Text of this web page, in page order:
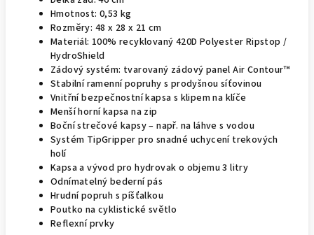
Hmotnost: 0,53 kg
Rozměry: 48 x 28 x 21 cm
Materiál: 100% recyklovaný 420D Polyester Ripstop /
HydroShield
Zádový systém: tvarovaný zádový panel Air Contour™
Stabilní ramenní popruhy s prodyšnou síťovinou
Vnitřní bezpečnostní kapsa s klipem na klíče
Menší horní kapsa na zip
Boční strečové kapsy – např. na láhve s vodou
Systém TipGripper pro snadné uchycení trekových
holí
Kapsa a vývod pro hydrovak o objemu 3 litry
Odnímatelný bederní pás
Hrudní popruh s píšťalkou
Poutko na cyklistické světlo
Reflexní prvky